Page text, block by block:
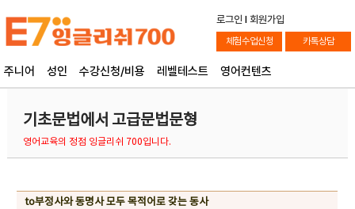
로그인 l 회원가입
체험수업신청 카톡상담
주니어 성인 수강신청/비용 레벨테스트 영어컨텐츠
기초문법에서 고급문법문형
영어교육의 정점 잉글리쉬 700입니다.
to부정사와 동명사 모두 목적어로 갖는 동사